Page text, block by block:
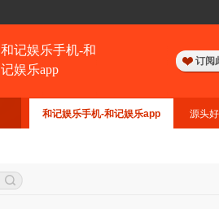
和记娱乐手机-和
记娱乐app
订阅
和记娱乐手机-和记娱乐app 源头